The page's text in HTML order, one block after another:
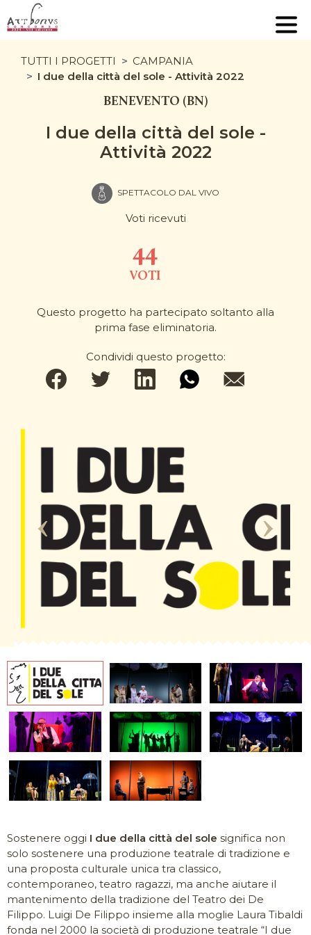
TUTTI I PROGETTI
CAMPANIA
I due della città del sole - Attività 2022
BENEVENTO (BN)
I due della città del sole -
Attività 2022
SPETTACOLO DAL VIVO
Voti ricevuti
44
VOTI
Questo progetto ha partecipato soltanto alla
prima fase eliminatoria.
Condividi questo progetto:
Sostenere oggi I due della città del sole significa non
solo sostenere una produzione teatrale di tradizione e
una proposta culturale unica tra classico,
contemporaneo, teatro ragazzi, ma anche aiutare il
mantenimento della tradizione del Teatro dei De
Filippo. Luigi De Filippo insieme alla moglie Laura Tibaldi
fonda nel 2000 la società di produzione teatrale “I due